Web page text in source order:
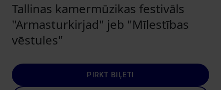
Tallinas kamermūzikas festivāls
"Armasturkirjad" jeb "Mīlestības
vēstules"
PIRKT BIĻETI